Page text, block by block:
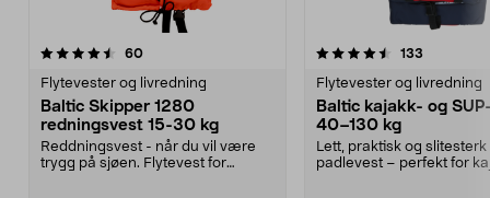
60anmeldelser
Flytevester og livredning
Baltic Skipper 1280
redningsvest 15-30 kg
Reddningsvest - når du vil være
trygg på sjøen. Flytevest for
4.5 av 5 stjerner 133
Flytevester og livredning
Baltic kajakk- og
40–130 kg
Lett, praktisk og slitesterk
padlevest – perfekt for
4.5 av 5 stjerner